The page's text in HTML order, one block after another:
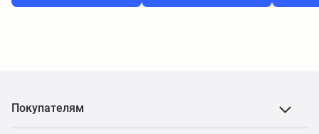
Покупателям